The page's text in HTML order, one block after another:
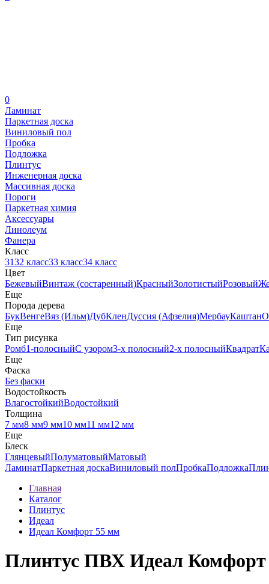
0
Ламинат
Паркетная доска
Виниловый пол
Пробка
Подложка
Плинтус
Инженерная доска
Массивная доска
Пороги
Паркетная химия
Аксессуары
Линолеум
Фанера
Класс
3132 класс33 класс34 класс
Цвет
БежевыйВинтаж (состаренный)КрасныйЗолотистыйРозовый
Еще
Порода дерева
БукВенгеВяз (Ильм)ДубКленДуссия (Афзелия)МербауКаштан
Еще
Тип рисунка
Ромб1-полосныйС узором3-х полосный2-х полосныйКвадрат
Еще
Фаска
Без фаски
Водостойкость
ВлагостойкийВодостойкий
Толщина
7 мм8 мм9 мм10 мм11 мм12 мм
Еще
Блеск
ГлянцевыйПолуматовыйМатовый
ЛаминатПаркетная доскаВиниловый полПробкаПодложка
Главная
Каталог
Плинтус
Идеал
Идеал Комфорт 55 мм
Плинтус ПВХ Идеал